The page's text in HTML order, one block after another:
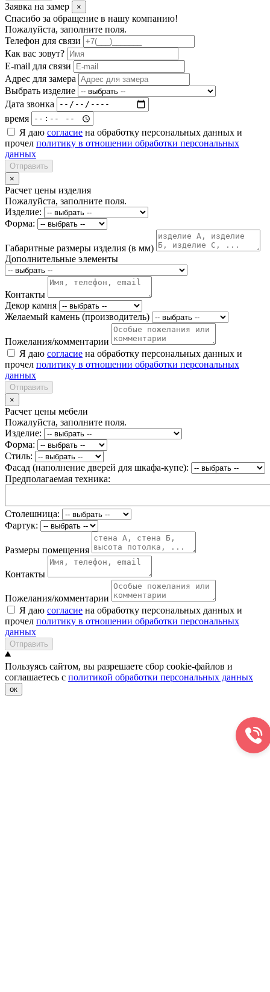
Заявка на замер ×
Спасибо за обращение в нашу компанию!
Пожалуйста, заполните поля.
Телефон для связи
Как вас зовут?
E-mail для связи
Адрес для замера
Выбрать изделие
Дата звонка
время
Я даю согласие на обработку персональных данных и
прочел политику в отношении обработки персональных
данных
Отправить
×
Расчет цены изделия
Пожалуйста, заполните поля.
Изделие:
Форма:
Габаритные размеры изделия (в мм)
Дополнительные элементы
Контакты
Декор камня
Желаемый камень (производитель)
Пожелания/комментарии
Я даю согласие на обработку персональных данных и
прочел политику в отношении обработки персональных
данных
Отправить
×
Расчет цены мебели
Пожалуйста, заполните поля.
Изделие:
Форма:
Стиль:
Фасад (наполнение дверей для шкафа-купе):
Предполагаемая техника:
Столешница:
Фартук:
Размеры помещения
Контакты
Пожелания/комментарии
Я даю согласие на обработку персональных данных и
прочел политику в отношении обработки персональных
данных
Отправить
Пользуясь сайтом, вы разрешаете сбор cookie-файлов и
соглашаетесь с политикой обработки персональных данных
ок